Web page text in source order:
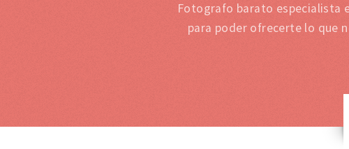
Fotografo barato especialista
para poder ofrecerte lo que